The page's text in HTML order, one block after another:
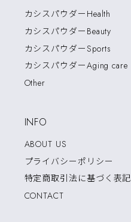
カシスパウダーHealth
カシスパウダーBeauty
カシスパウダーSports
カシスパウダーAging care
Other
INFO
ABOUT US
プライバシーポリシー
特定商取引法に基づく表記
CONTACT